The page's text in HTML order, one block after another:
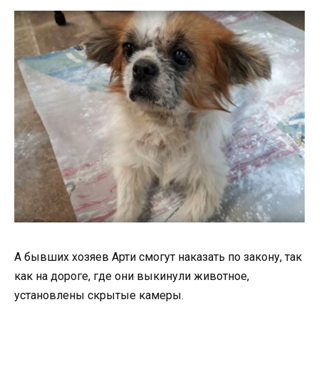
А бывших хозяев Арти смогут наказать по закону, так
как на дороге, где они выкинули животное,
установлены скрытые камеры.